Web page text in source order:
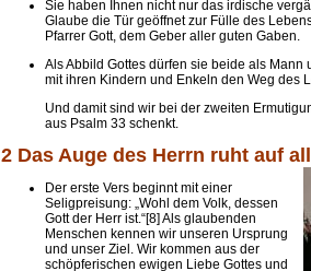
Sie haben Ihnen nicht nur das irdische
Glaube die Tür geöffnet zur Fülle des
Pfarrer Gott, dem Geber aller guten Gaben.
Als Abbild Gottes dürfen sie beide als
mit ihren Kindern und Enkeln den Weg des
Und damit sind wir bei der zweiten
aus Psalm 33 schenkt.
2 Das Auge des Herrn ruht auf
Der erste Vers beginnt mit einer
Seligpreisung: „Wohl dem Volk, dessen
Gott der Herr ist.“[8] Als glaubenden
Menschen kennen wir unseren Ursprung
und unser Ziel. Wir kommen aus der
schöpferischen ewigen Liebe Gottes und